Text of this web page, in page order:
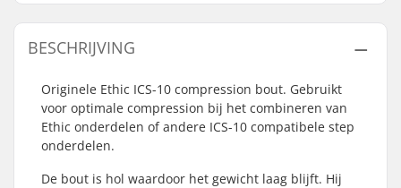
BESCHRIJVING
Originele Ethic ICS-10 compression bout. Gebruikt
voor optimale compression bij het combineren van
Ethic onderdelen of andere ICS-10 compatibele step
onderdelen.
De bout is hol waardoor het gewicht laag blijft. Hij